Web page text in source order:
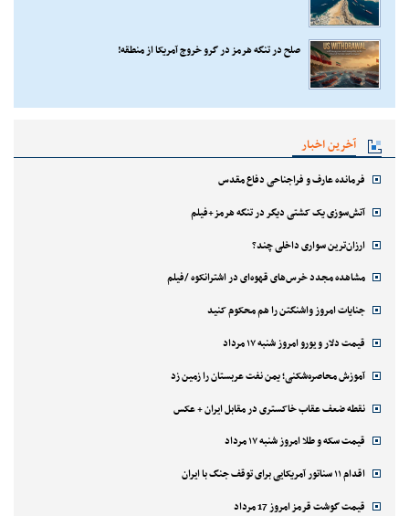
صلح در تنگه هرمز در گرو خروج آمریکا از منطقه!
آخرین اخبار
فرمانده عارف و فراجناحی دفاع مقدس
آتش‌سوزی یک کشتی دیگر در تنگه هرمز+فیلم
ارزان‌ترین سواری داخلی چند؟
مشاهده مجدد خرس‌های قهوه‌ای در اشترانکوه /فیلم
جنایات امروز واشنگتن را هم محکوم کنید
قیمت دلار و یورو امروز شنبه ۱۷ مرداد
آموزش محاصره‌شکنی؛ یمن نفت عربستان را زمین زد
نقطه ضعف عقاب خاکستری در مقابل ایران + عکس
قیمت سکه و طلا امروز شنبه ۱۷ مرداد
اقدام ۱۱ سناتور آمریکایی برای توقف جنگ با ایران
قیمت گوشت قرمز امروز 17 مرداد